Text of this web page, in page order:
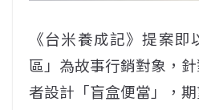
《台米養成記》提案
區」為故事行銷對象，
者設計「盲盒便當」，